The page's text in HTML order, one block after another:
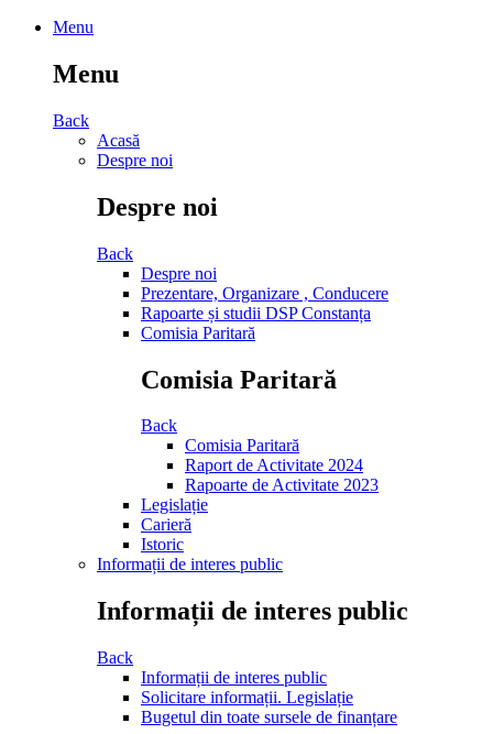
Menu
Menu
Back
Acasă
Despre noi
Despre noi
Back
Despre noi
Prezentare, Organizare , Conducere
Rapoarte și studii DSP Constanța
Comisia Paritară
Comisia Paritară
Back
Comisia Paritară
Raport de Activitate 2024
Rapoarte de Activitate 2023
Legislație
Carieră
Istoric
Informații de interes public
Informații de interes public
Back
Informații de interes public
Solicitare informații. Legislație
Bugetul din toate sursele de finanțare